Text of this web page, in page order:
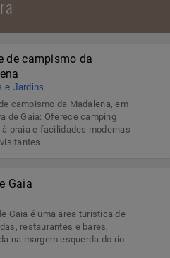
de campismo da
e Jardins
campismo da Madalena, em
de Gaia: Oferece camping
à praia e facilidades modernas
Gaia
Gaia é uma área turística de
restaurantes e bares,
na margem esquerda do rio